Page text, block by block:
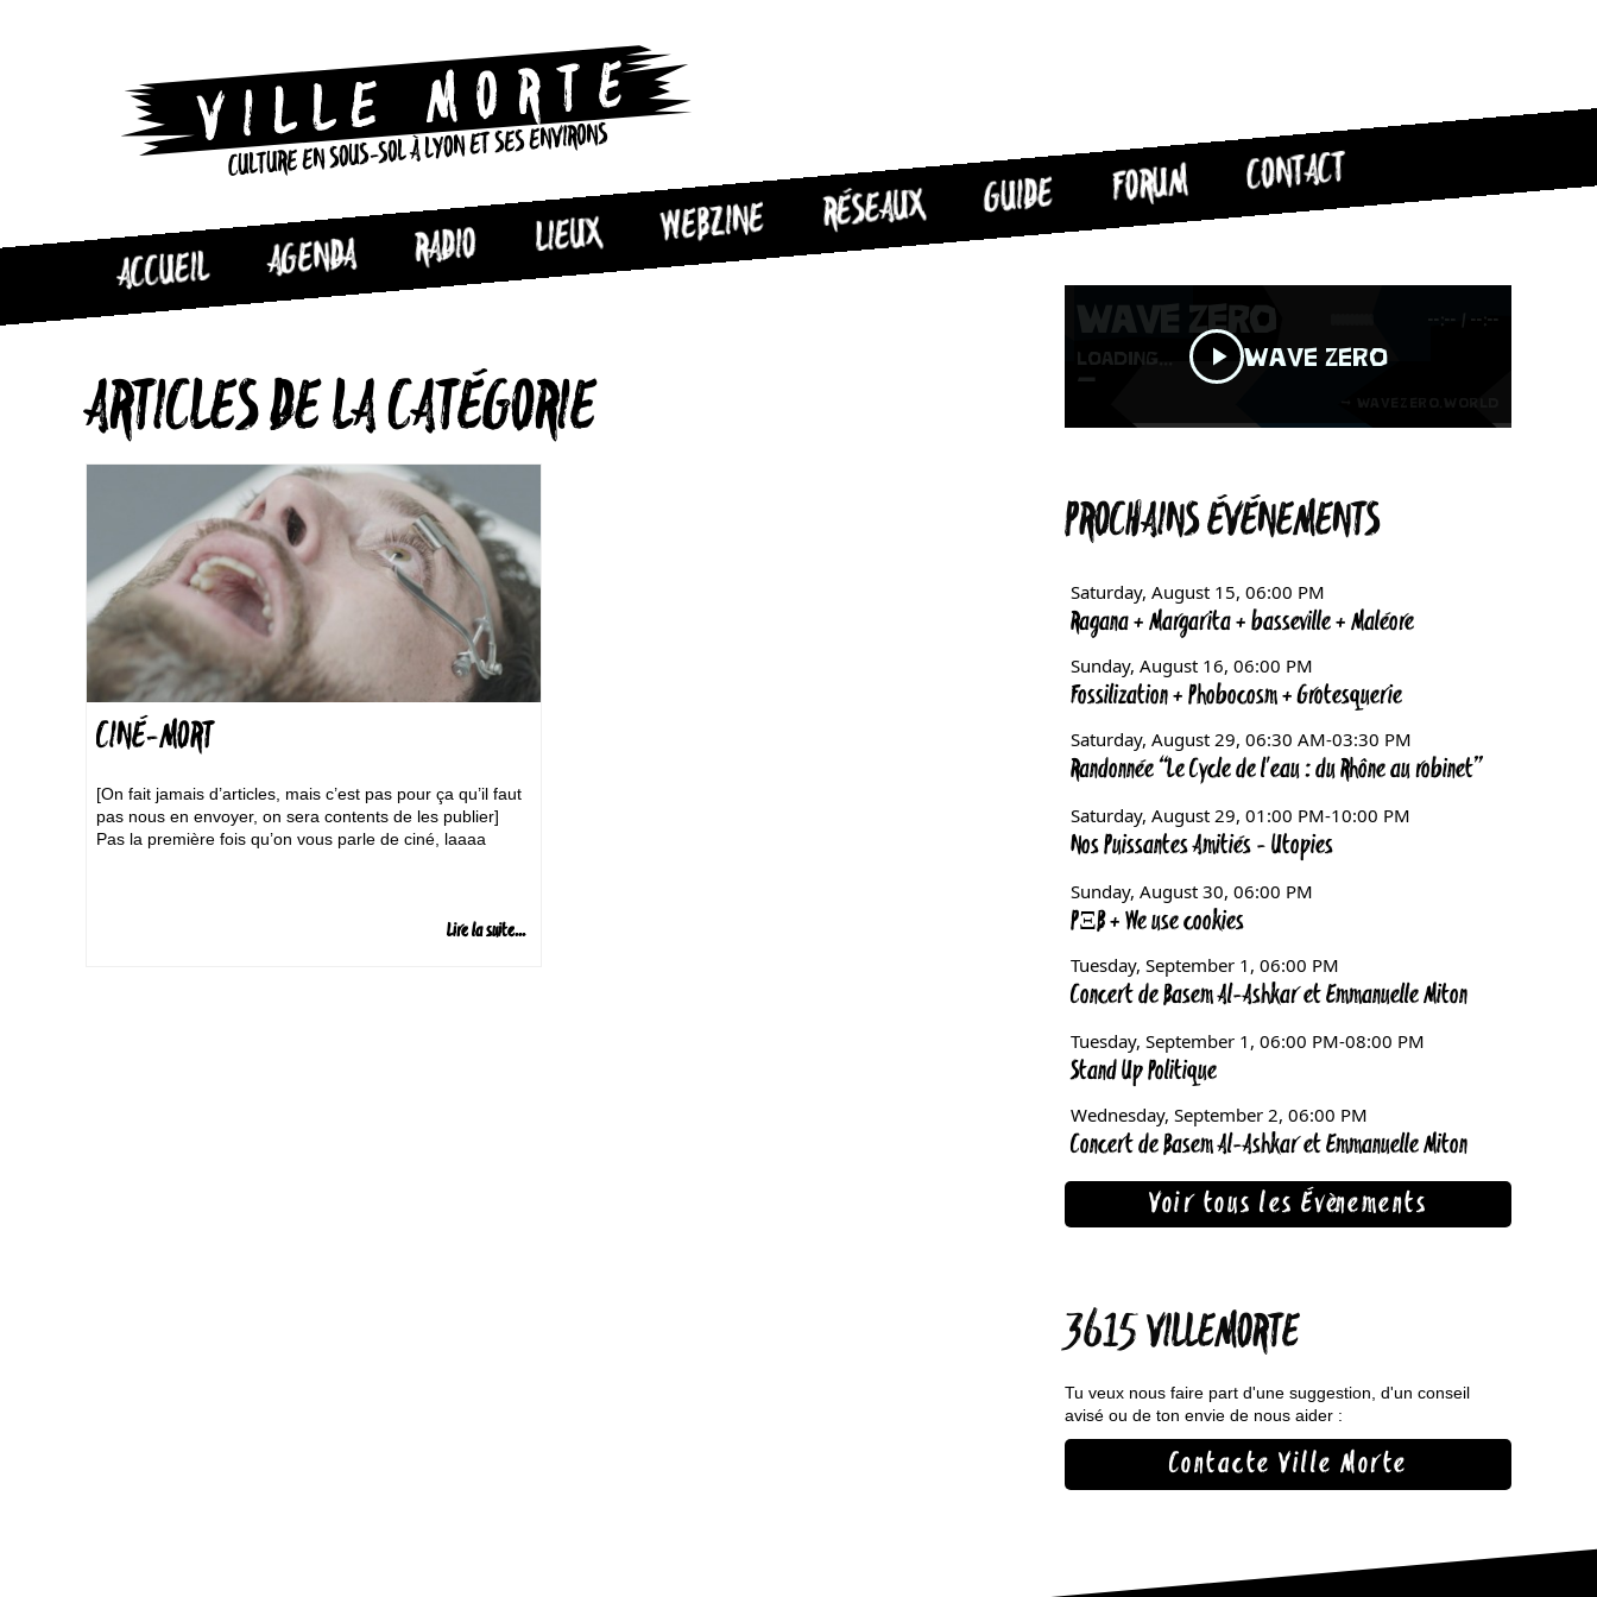
CULTURE EN SOUS-SOL À LYON ET SES ENVIRONS
ACCUEIL AGENDA RADIO LIEUX WEBZINE RÉSEAUX GUIDE FORUM CONTACT
ARTICLES DE LA CATÉGORIE
CINÉ-MORT
[On fait jamais d’articles, mais c’est pas pour ça qu’il faut
pas nous en envoyer, on sera contents de les publier]
Pas la première fois qu’on vous parle de ciné, laaaa
Lire la suite...
PROCHAINS ÉVÉNEMENTS
Voir tous les Évènements
3615 VILLEMORTE
Tu veux nous faire part d'une suggestion, d'un conseil
avisé ou de ton envie de nous aider :
Contacte Ville Morte